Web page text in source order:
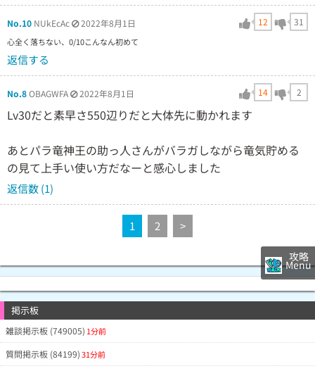
No.10 NUkEcAc 2022年8月1日 12 31
心全く落ちない、0/10こんなん初めて
返信する
No.8OBAGWFA 2022年8月1日 14 2
Lv30だと素早さ550辺りだと大体先に動かれます
あとパラ竜神王の助っ人さんがバラガしながら竜気貯める
の見て上手い使い方だなーと感心しました
返信数 (1)
1 2 >
攻略
Menu
掲示板
雑談掲示板 (749005) 1分前
質問掲示板 (84199)31分前